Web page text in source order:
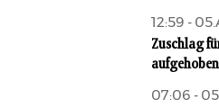
12:59 -
Zuschlag
aufgehoben
07:06 -